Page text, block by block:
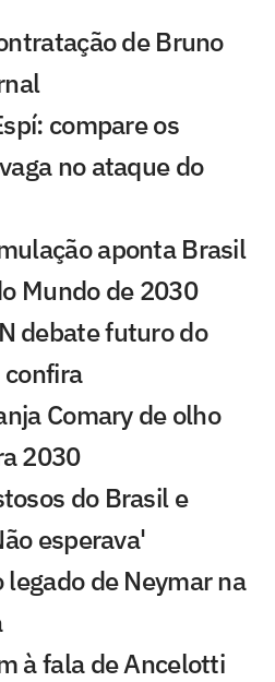
de Bruno
compare os
no ataque do
aponta Brasil
Mundo de 2030
debate futuro do
Comary de olho
2030
do Brasil e
esperava'
legado de Neymar na
à fala de Ancelotti